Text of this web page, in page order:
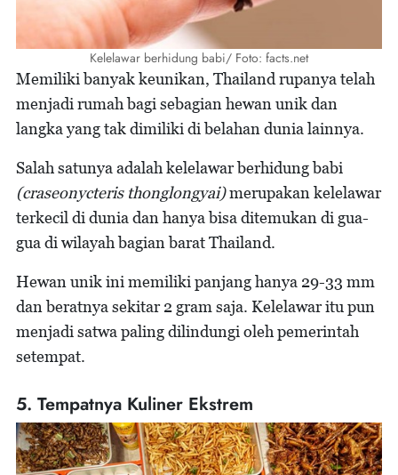
Kelelawar berhidung babi/ Foto: facts.net
Memiliki banyak keunikan, Thailand rupanya telah
menjadi rumah bagi sebagian hewan unik dan
langka yang tak dimiliki di belahan dunia lainnya.
Salah satunya adalah kelelawar berhidung babi
(craseonycteris thonglongyai)merupakan kelelawar
terkecil di dunia dan hanya bisa ditemukan di gua-
gua di wilayah bagian barat Thailand.
Hewan unik ini memiliki panjang hanya 29-33 mm
dan beratnya sekitar 2 gram saja. Kelelawar itu pun
menjadi satwa paling dilindungi oleh pemerintah
setempat.
5. Tempatnya Kuliner Ekstrem